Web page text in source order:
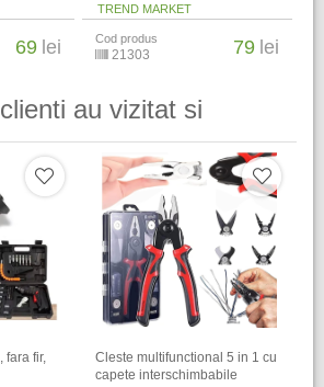
69 lei
TREND MARKET
Cod produs
21303 79 lei
au vizitat si
fara fir,
Cleste multifunctional 5 in 1 cu
capete interschimbabile